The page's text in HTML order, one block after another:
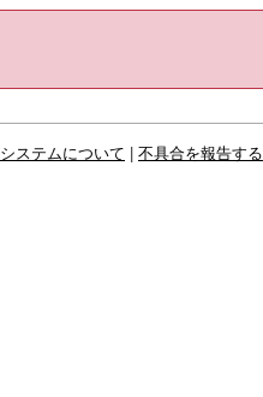
ステムについて 不具合を報告する